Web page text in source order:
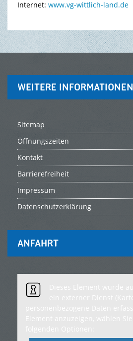
Internet: www.vg-wittlich-land.de
WEITERE INFORMATIONEN
Sitemap
Öffnungszeiten
Kontakt
Barrierefreiheit
Impressum
Datenschutzerklärung
ANFAHRT